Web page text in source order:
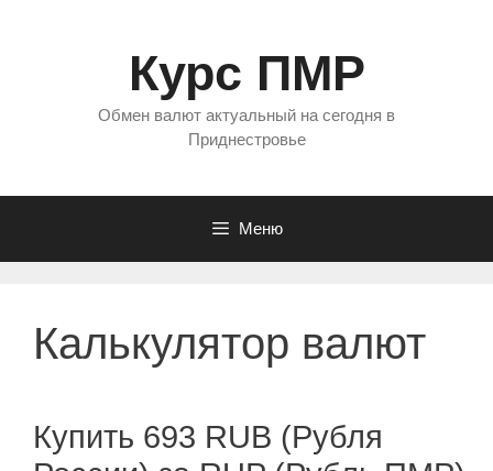
Курс ПМР
Обмен валют актуальный на сегодня в
Приднестровье
Меню
Калькулятор валют
Купить 693 RUB (Рубля